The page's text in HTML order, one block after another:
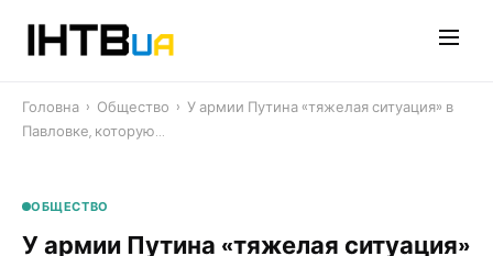
Головна › Общество › У армии Путина «тяжелая ситуация» в
Павловке, которую…
ОБЩЕСТВО
У армии Путина «тяжелая ситуация»